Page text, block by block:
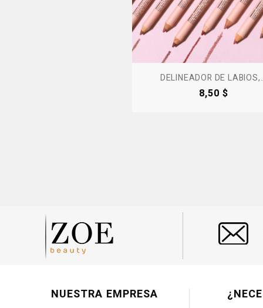
DELINEADOR DE
Precio
8,50 $
NUESTRA EMPRESA